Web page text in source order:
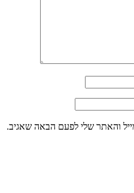
והאתר שלי לפעם הבאה שאגיב.